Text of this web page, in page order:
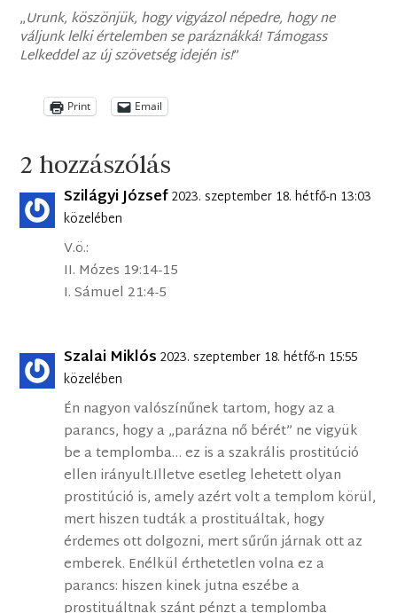
„Urunk, köszönjük, hogy vigyázol népedre, hogy ne
váljunk lelki értelemben se paráznákká! Támogass
Lelkeddel az új szövetség idején is!”
Print Email
2 hozzászólás
Szilágyi József2023. szeptember 18. hétfő-n 13:03
közelében
V.ö.:
II. Mózes 19:14-15
I. Sámuel 21:4-5
Szalai Miklós 2023. szeptember 18. hétfő-n 15:55
közelében
Én nagyon valószínűnek tartom, hogy az a
parancs, hogy a „parázna nő bérét” ne vigyük
be a templomba… ez is a szakrális prostitúció
ellen irányult.Illetve esetleg lehetett olyan
prostitúció is, amely azért volt a templom körül,
mert hiszen tudták a prostituáltak, hogy
érdemes ott dolgozni, mert sűrűn járnak ott az
emberek. Enélkül érthetetlen volna ez a
parancs: hiszen kinek jutna eszébe a